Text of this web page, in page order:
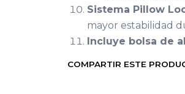
Sistema Pillow
mayor estabilidad
Incluye bolsa de
COMPARTIR ESTE